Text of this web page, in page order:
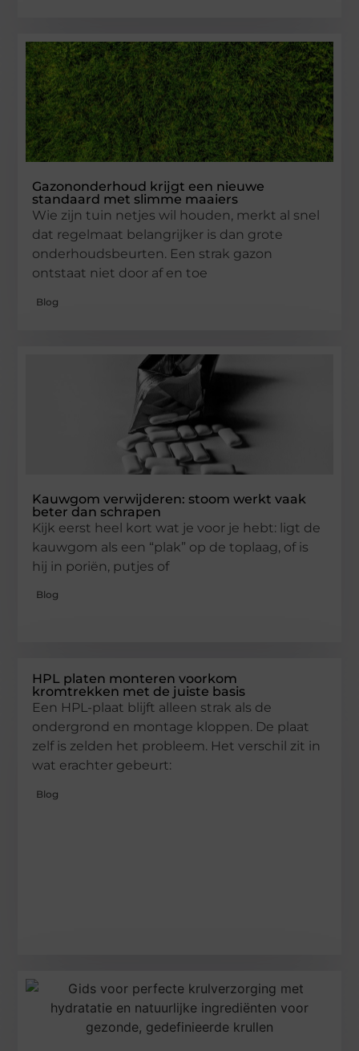
Gazononderhoud krijgt een nieuwe
standaard met slimme maaiers
Wie zijn tuin netjes wil houden, merkt al snel
dat regelmaat belangrijker is dan grote
onderhoudsbeurten. Een strak gazon
ontstaat niet door af en toe
Blog
Kauwgom verwijderen: stoom werkt vaak
beter dan schrapen
Kijk eerst heel kort wat je voor je hebt: ligt de
kauwgom als een “plak” op de toplaag, of is
hij in poriën, putjes of
Blog
HPL platen monteren voorkom
kromtrekken met de juiste basis
Een HPL-plaat blijft alleen strak als de
ondergrond en montage kloppen. De plaat
zelf is zelden het probleem. Het verschil zit in
wat erachter gebeurt:
Blog